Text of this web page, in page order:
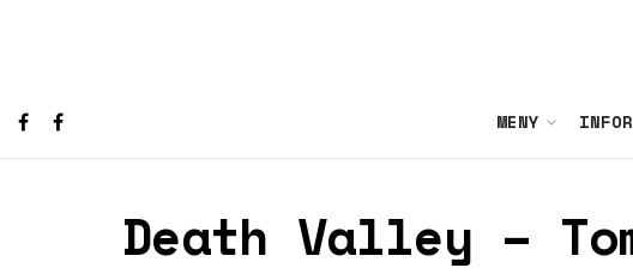
MENY
Death Valley –